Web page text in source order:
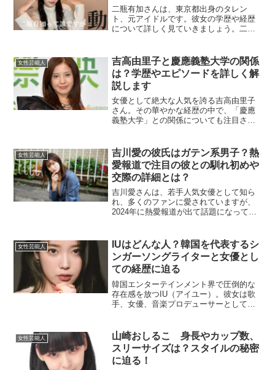
二瓶有加さんは、東京都出身のタレン
ト、元アイドルです。彼女の学歴や経歴
について詳しく見ていきましょう。二瓶
学時代は、インカレ（他大学の学生も参
加可能なサークル）でダンス...
女性芸能人
吉高由里子と慶應義塾大学の関係
は？学歴やエピソードを詳しく解
説します
女優として絶大な人気を誇る吉高由里子
さん。その華やかな経歴の中で、「慶應
義塾大学」との関係についても注目され
ついて、わかりやすく解説します。見逃
せないエピソードを詳しく...
女性芸能人
吉川愛の彼氏はガテン系男子？熱
愛報道で注目の彼との馴れ初めや
交際の詳細とは？
吉川愛さんは、若手人気女優として知ら
れ、多くのファンに愛されていますが、
2024年に熱愛報道が出て話題になってい
際の背景について紹介していきます。吉
川愛の熱愛報道とは？...
女性芸能人
IUはどんな人？韓国を代表するシ
ンガーソングライターと女優とし
ての経歴に迫る
韓国エンターテインメント界で圧倒的な
存在感を放つIU（アイユー）。彼女は歌
手、女優、音楽プロデューサーとして多
経歴に焦点を当て、その魅力を深掘りし
ます。IUの本名は何...
女性芸能人
山崎おしるこ 身長やカップ数、
スリーサイズは？スタイルの秘密
に迫る！